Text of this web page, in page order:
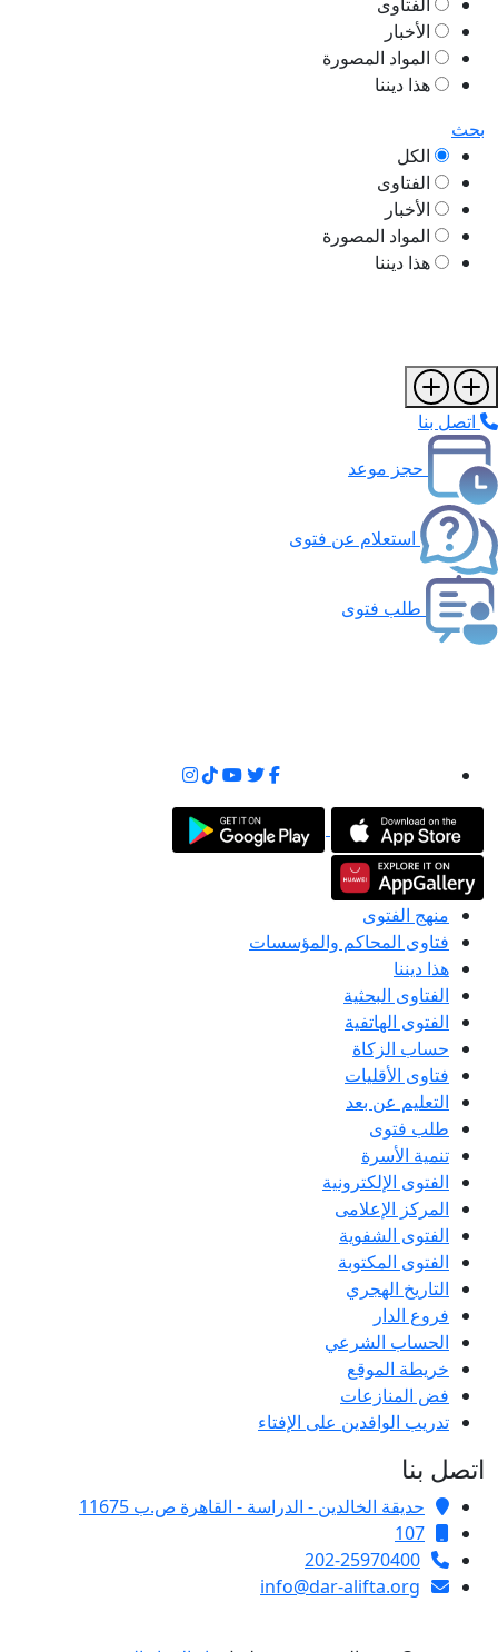
الأخبار
المواد المصورة
هذا ديننا
بحث
الكل
الفتاوى
الأخبار
المواد المصورة
هذا ديننا
اتصل بنا
حجز موعد
استعلام عن فتوى
طلب فتوى
منهج الفتوى
فتاوى المحاكم والمؤسسات
هذا ديننا
الفتاوى البحثية
الفتوى الهاتفية
حساب الزكاة
فتاوى الأقليات
التعليم عن بعد
طلب فتوى
تنمية الأسرة
الفتوى الإلكترونية
المركز الإعلامى
الفتوى الشفوية
الفتوى المكتوبة
التاريخ الهجري
فروع الدار
الحساب الشرعي
خريطة الموقع
فض المنازعات
تدريب الوافدين على الإفتاء
اتصل بنا
حديقة الخالدين - الدراسة - القاهرة ص.ب 11675
107
202-25970400
info@dar-alifta.org